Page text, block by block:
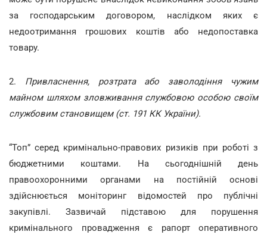
за господарським договором, наслідком яких є
недоотримання грошових коштів або недопоставка
товару.
2. Привласнення, розтрата або заволодіння чужим
майном шляхом зловживання службовою особою своїм
службовим становищем (ст. 191 КК України).
“Топ” серед кримінально-правових ризиків при роботі з
бюджетними коштами. На сьогоднішній день
правоохоронними органами на постійній основі
здійснюється моніторинг відомостей про публічні
закупівлі. Зазвичай підставою для порушення
кримінального провадження є рапорт оперативного